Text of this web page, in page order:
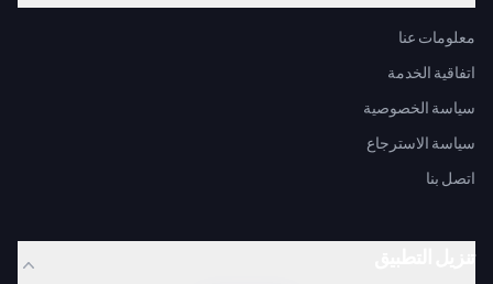
معلومات عنا
اتفاقية الخدمة
سياسة الخصوصية
سياسة الاسترجاع
اتصل بنا